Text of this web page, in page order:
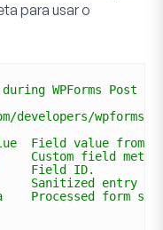
para usar o
WPForms Post
Field value from
Custom field meta
Field ID.
Sanitized entry
Processed